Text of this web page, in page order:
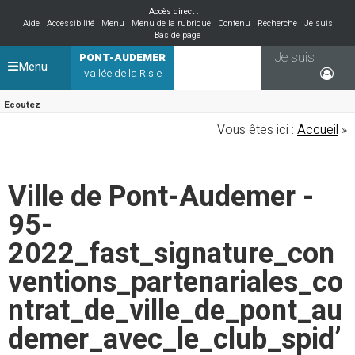
Accès direct :
Aide
Accessibilité Menu Menu de la rubrique Contenu Recherche
Je suis
Bas de page
PONT-AUDEMER
vallée de la Risle
Ecoutez
Je suis
Menu
Vous êtes ici : Accueil »
Ville de Pont-Audemer -
95-
2022_fast_signature_con
ventions_partenariales_co
ntrat_de_ville_de_pont_au
demer_avec_le_club_spid’